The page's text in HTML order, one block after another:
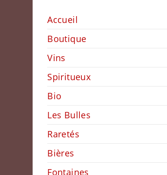
Accueil
Boutique
Vins
Spiritueux
Bio
Les Bulles
Raretés
Bières
Fontaines